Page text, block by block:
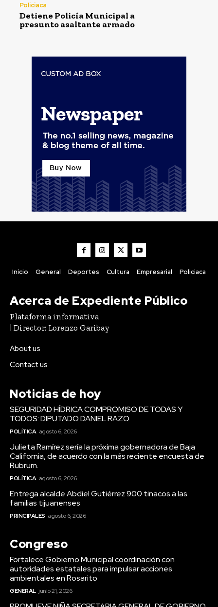
Policiaca
Detiene Policía Municipal a
presunto asaltante armado
Inicio General Deportes Cultura Empresarial Policiaca
Acerca de Expediente Público
Plataforma informativa
| Director: Lorenzo Garibay
About us
Contact us
Noticias de hoy
SEGURIDAD HÍDRICA COMPROMISO DE TODAS Y
TODOS: DIPUTADO DANIEL RAZO
POLÍTICA agosto 6, 2026
Julieta Ramírez sería la próxima gobernadora de Baja
California, de acuerdo con la más reciente encuesta de
Rubrum.
POLÍTICA agosto 6, 2026
Entrega alcalde Abdiel Gutiérrez 900 tinacos a las
familias tijuanenses
PRINCIPALES agosto 6, 2026
Congreso
Fortalece Gobierno Municipal coordinación con
autoridades estatales para impulsar acciones
ambientales en Rosarito
GENERAL junio 21, 2026